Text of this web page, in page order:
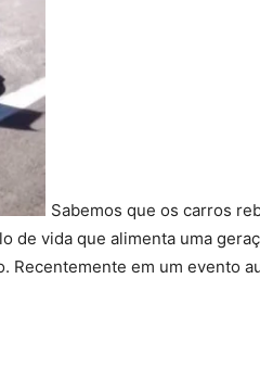
Sabemos que os carros
de vida que alimenta uma
Recentemente em um evento